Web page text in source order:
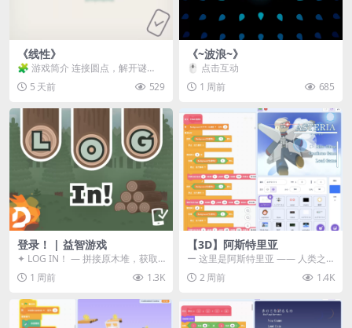
《线性》
🧩 游戏简介 连接圆点，解开谜
题。 ⚠️ 重要提示 所有关卡均可通
关，请确保使用...
5 天前 529
《~波浪~》
🖱️ 点击互动
1 周前
685
登录！ | 益智游戏
✦ LOG IN！ — 拼接原木堆，获取
分数！ ᑕ☲◎ ᑕ☲◎ ᑕ☲◎ ᑕ☲◎ ...
1 周前 1.3K
【3D】阿斯特里亚
ー 这里是阿斯特里亚 —— 人类之
罪与未来希望交汇之地 📖 游戏简
介 《阿斯特里...
2 周前 1.4K